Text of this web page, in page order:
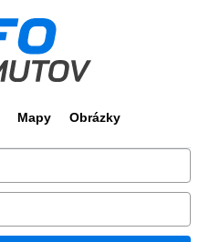
Mapy Obrázky